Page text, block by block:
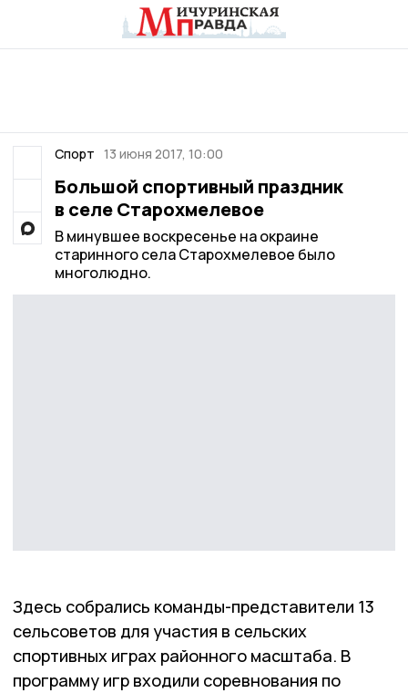
Спорт 13 июня 2017, 10:00
Большой спортивный праздник
в селе Старохмелевое
В минувшее воскресенье на окраине
старинного села Старохмелевое было
многолюдно.
Здесь собрались команды-представители 13
сельсоветов для участия в сельских
спортивных играх районного масштаба. В
программу игр входили соревнования по